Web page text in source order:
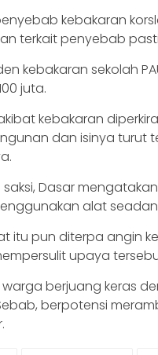
kebakaran
terkait penyebab
kebakaran sekolah
juta.
kebakaran
dan isinya turut
saksi, Dasar
alat
itu pun diterpa angin
upaya
warga berjuang keras
berpotensi